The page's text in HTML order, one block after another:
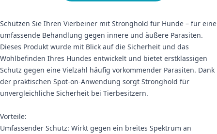
Schützen Sie Ihren Vierbeiner mit Stronghold für Hunde – für eine
umfassende Behandlung gegen innere und äußere Parasiten.
Dieses Produkt wurde mit Blick auf die Sicherheit und das
Wohlbefinden Ihres Hundes entwickelt und bietet erstklassigen
Schutz gegen eine Vielzahl häufig vorkommender Parasiten. Dank
der praktischen Spot-on-Anwendung sorgt Stronghold für
unvergleichliche Sicherheit bei Tierbesitzern.
Vorteile:
Umfassender Schutz: Wirkt gegen ein breites Spektrum an